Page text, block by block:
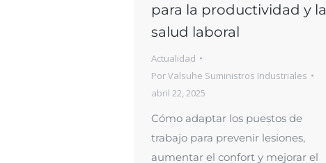
para la productividad y la
salud laboral
Actualidad
PorValsuhe Suministros Industriales
abril 22, 2025
Cómo adaptar los puestos de
trabajo para prevenir lesiones,
aumentar el confort y mejorar el